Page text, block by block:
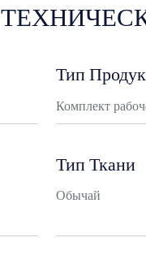
Тип
Комплект
Тип Ткани
Обычай